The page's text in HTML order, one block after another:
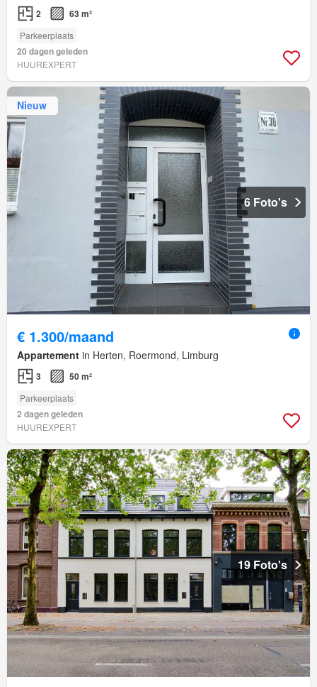
2 63 m²
Parkeerplaats
20 dagen geleden
HUUREXPERT
Nieuw
6 Foto's
€ 1.300/maand
Appartement in Herten, Roermond, Limburg
3 50 m²
Parkeerplaats
2 dagen geleden
HUUREXPERT
19 Foto's